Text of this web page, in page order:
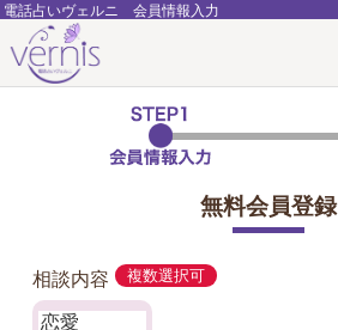
電話占いヴェルニ 会員情報入力
無料会員登録
相談内容 複数選択可